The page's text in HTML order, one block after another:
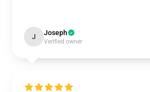
J Joseph
Verified owner